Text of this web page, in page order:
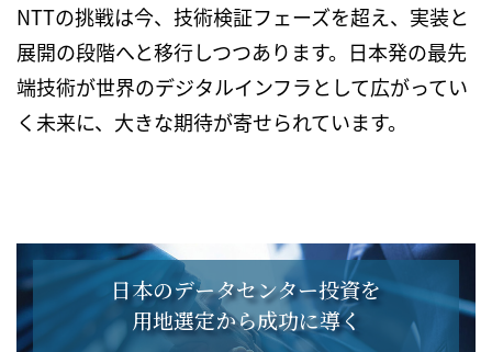
NTTの挑戦は今、技術検証フェーズを超え、実装と
展開の段階へと移行しつつあります。日本発の最先
端技術が世界のデジタルインフラとして広がってい
く未来に、大きな期待が寄せられています。
日本のデータセンター投資を
用地選定から成功に導く